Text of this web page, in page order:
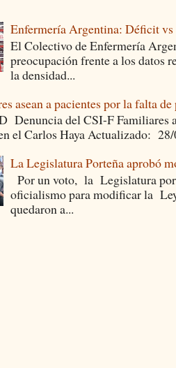
Enfermería Argentina: Déficit
El Colectivo de Enfermería
preocupación frente a los datos
la densidad...
asean a pacientes por la falta
Denuncia del CSI-F Familiares
el Carlos Haya Actualizado:
La Legislatura Porteña aprobó
Por un voto, la Legislatura
oficialismo para modificar la
quedaron a...